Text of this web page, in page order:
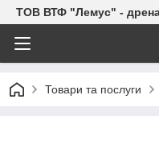
ТОВ ВТФ "Лемус" -
Товари та послуги